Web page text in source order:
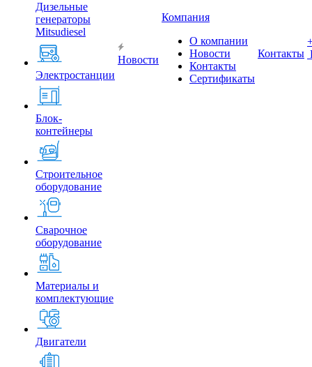
Дизельные
генераторы
Mitsudiesel
Электростанции
Блок-
контейнеры
Строительное
оборудование
Сварочное
оборудование
Материалы и
комплектующие
Двигатели
Новости
Компания
О компании
Новости
Контакты
Сертификаты
Контакты